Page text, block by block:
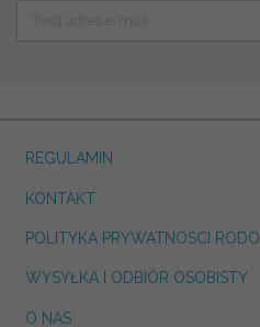
REGULAMIN
KONTAKT
POLITYKA PRYWATNOSCI RODO
WYSYŁKA I ODBIÓR OSOBISTY
O NAS